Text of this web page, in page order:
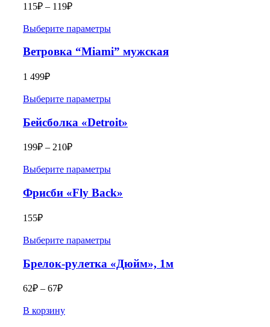
115₽ – 119₽
Выберите параметры
Ветровка “Miami” мужская
1 499₽
Выберите параметры
Бейсболка «Detroit»
199₽ – 210₽
Выберите параметры
Фрисби «Fly Back»
155₽
Выберите параметры
Брелок-рулетка «Дюйм», 1м
62₽ – 67₽
В корзину